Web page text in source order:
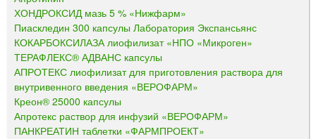
ХОНДРОКСИД мазь 5 % «Нижфарм»
Пиаскледин 300 капсулы Лаборатория Экспансьянс
КОКАРБОКСИЛАЗА лиофилизат «НПО «Микроген»
ТЕРАФЛЕКС® АДВАНС капсулы
АПРОТЕКС лиофилизат для приготовления раствора для
внутривенного введения «ВЕРОФАРМ»
Креон® 25000 капсулы
Апротекс раствор для инфузий «ВЕРОФАРМ»
ПАНКРЕАТИН таблетки «ФАРМПРОЕКТ»